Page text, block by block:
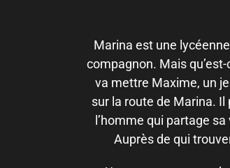
Marina est une
compagnon. Mais
va mettre Maxime, un
sur la route de Marina.
l’homme qui partage
Auprès de qui